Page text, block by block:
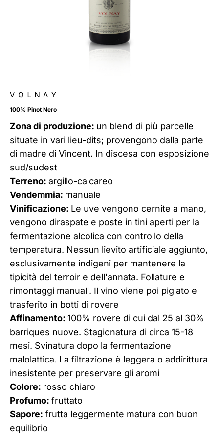
VOLNAY
100% Pinot Nero
Zona di produzione: un blend di più parcelle
situate in vari lieu-dits; provengono dalla parte
di madre di Vincent. In discesa con esposizione
sud/sudest
Terreno: argillo-calcareo
Vendemmia: manuale
Vinificazione: Le uve vengono cernite a mano,
vengono diraspate e poste in tini aperti per la
fermentazione alcolica con controllo della
temperatura. Nessun lievito artificiale aggiunto,
esclusivamente indigeni per mantenere la
tipicità del terroir e dell'annata. Follature e
rimontaggi manuali. Il vino viene poi pigiato e
trasferito in botti di rovere
Affinamento: 100% rovere di cui dal 25 al 30%
barriques nuove. Stagionatura di circa 15-18
mesi. Svinatura dopo la fermentazione
malolattica. La filtrazione è leggera o addirittura
inesistente per preservare gli aromi
Colore: rosso chiaro
Profumo: fruttato
Sapore: frutta leggermente matura con buon
equilibrio